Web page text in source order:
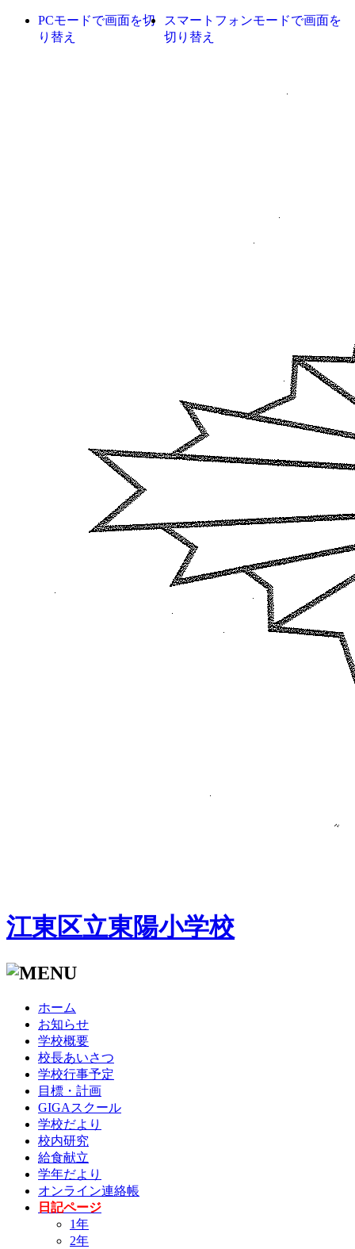
PCモードで画面を切
り替え
スマートフォンモードで画面を
切り替え
江東区立東陽小学校
ホーム
お知らせ
学校概要
校長あいさつ
学校行事予定
目標・計画
GIGAスクール
学校だより
校内研究
給食献立
学年だより
オンライン連絡帳
日記ページ
1年
2年